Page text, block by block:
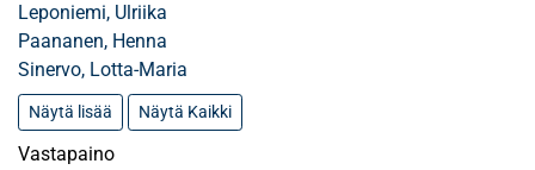
Leponiemi, Ulriika
Paananen, Henna
Sinervo, Lotta-Maria
Näytä lisää Näytä Kaikki
Vastapaino